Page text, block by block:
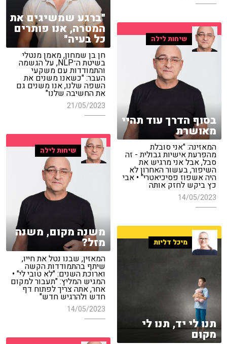
"ברגע שמשיגים את
המטרה, אנו פותרים
כל בעיה"
חן בן שמחון, מאמן מנטלי
בשיטת ה־NLP, על הגשמה
והתמודדות עם משקעי
העבר: "כשאנו משנים את
השפה שלנו, אנו משנים גם
את החשיבה שלנו"
21/05/2023
שיחות לילה
בסוף הדרך עוד תהיי
מאושרת
המאזינה: "אני סובלת
מהפרעת אישיות גבולית - זה
סבל, אבל אני מרגיש את
השיפור, בעשור האחרון לא
היה אשפוז פסיכיאטרי" • אבי
כץ ביקש לחזק אותה
14/05/2023
שיחות לילה
משנה מקום, משנה
מזל?
המאזין, שבנו נטל את חייו,
שיתף בהתמודדות הקשה
וארוכת השנים: "לא טובי לי" •
המגיש המליץ: "תעבור למקום
אחר, אתה צריך לפתוח דף
חדש ולהרגיש חדש"
14/05/2023
מיכל דליות
תנו לי יד, תנו לי
מקום